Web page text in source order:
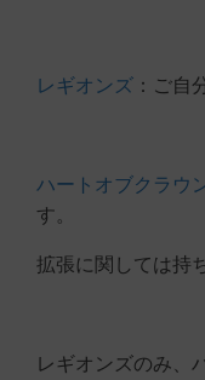
レギオンズ ：ご自
ハートオブクラウ
す。
拡張に関しては持
レギオンズのみ、